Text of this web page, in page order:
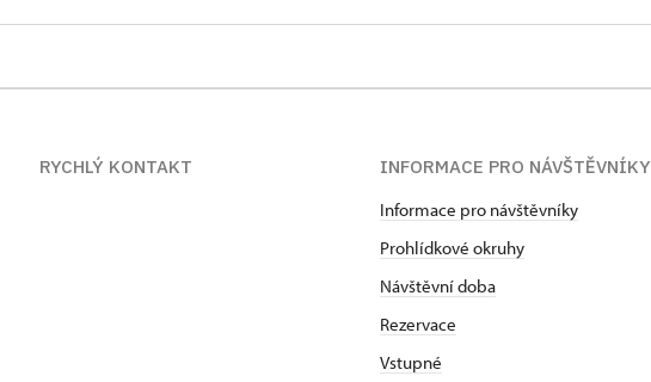
RYCHLÝ KONTAKT
INFORMACE PRO NÁVŠTĚVNÍKY
Informace pro návštěvníky
Prohlídkové okruhy
Návštěvní doba
Rezervace
Vstupné